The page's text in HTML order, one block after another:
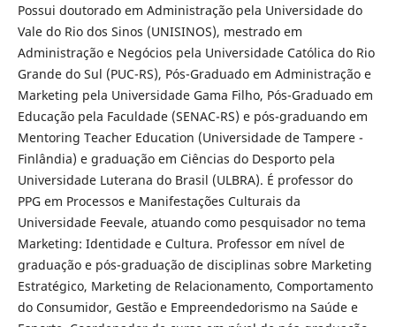
Possui doutorado em Administração pela Universidade do
Vale do Rio dos Sinos (UNISINOS), mestrado em
Administração e Negócios pela Universidade Católica do Rio
Grande do Sul (PUC-RS), Pós-Graduado em Administração e
Marketing pela Universidade Gama Filho, Pós-Graduado em
Educação pela Faculdade (SENAC-RS) e pós-graduando em
Mentoring Teacher Education (Universidade de Tampere -
Finlândia) e graduação em Ciências do Desporto pela
Universidade Luterana do Brasil (ULBRA). É professor do
PPG em Processos e Manifestações Culturais da
Universidade Feevale, atuando como pesquisador no tema
Marketing: Identidade e Cultura. Professor em nível de
graduação e pós-graduação de disciplinas sobre Marketing
Estratégico, Marketing de Relacionamento, Comportamento
do Consumidor, Gestão e Empreendedorismo na Saúde e